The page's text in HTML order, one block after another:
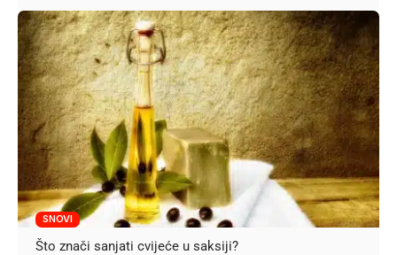
SNOVI
Što znači sanjati cvijeće u saksiji?